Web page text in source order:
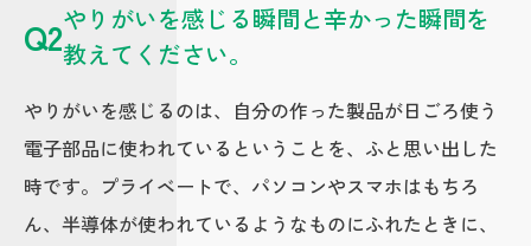
Q2やりがいを感じる瞬間と辛かった瞬間を
教えてください。
やりがいを感じるのは、自分の作った製品が日ごろ使う
電子部品に使われているということを、ふと思い出した
時です。プライベートで、パソコンやスマホはもちろ
ん、半導体が使われているようなものにふれたときに、